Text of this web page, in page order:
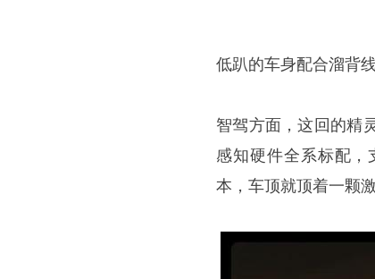
低趴的车身配合溜背
智驾方面，这回的精
感知硬件全系标配，
本，车顶就顶着一颗激